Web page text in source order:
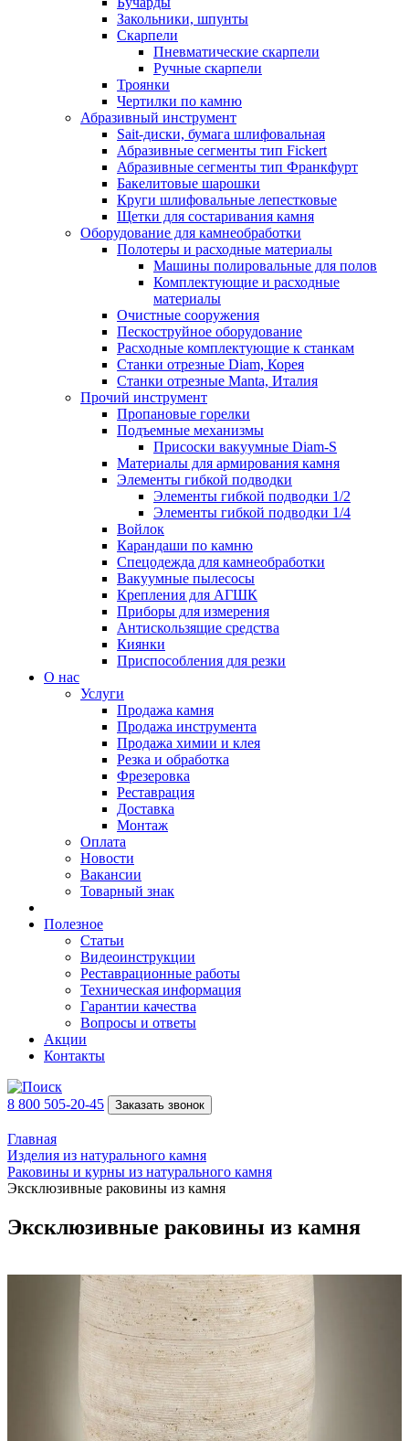
Закольники, шпунты
Скарпели
Пневматические скарпели
Ручные скарпели
Троянки
Чертилки по камню
Абразивный инструмент
Sait-диски, бумага шлифовальная
Абразивные сегменты тип Fickert
Абразивные сегменты тип Франкфурт
Бакелитовые шарошки
Круги шлифовальные лепестковые
Щетки для состаривания камня
Оборудование для камнеобработки
Полотеры и расходные материалы
Машины полировальные для полов
Комплектующие и расходные
материалы
Очистные сооружения
Пескоструйное оборудование
Расходные комплектующие к станкам
Станки отрезные Diam, Корея
Станки отрезные Manta, Италия
Прочий инструмент
Пропановые горелки
Подъeмные механизмы
Присоски вакуумные Diam-S
Материалы для армирования камня
Элементы гибкой подводки
Элементы гибкой подводки 1/2
Элементы гибкой подводки 1/4
Войлок
Карандаши по камню
Спецодежда для камнеобработки
Вакуумные пылесосы
Крепления для АГШК
Приборы для измерения
Антискользящие средства
Киянки
Приспособления для резки
О нас
Услуги
Продажа камня
Продажа инструмента
Продажа химии и клея
Резка и обработка
Фрезеровка
Реставрация
Доставка
Монтаж
Оплата
Новости
Вакансии
Товарный знак
Полезное
Статьи
Видеоинструкции
Реставрационные работы
Техническая информация
Гарантии качества
Вопросы и ответы
Акции
Контакты
8 800 505-20-45 Заказать звонок
Главная
Изделия из натурального камня
Раковины и курны из натурального камня
Эксклюзивные раковины из камня
Эксклюзивные раковины из камня